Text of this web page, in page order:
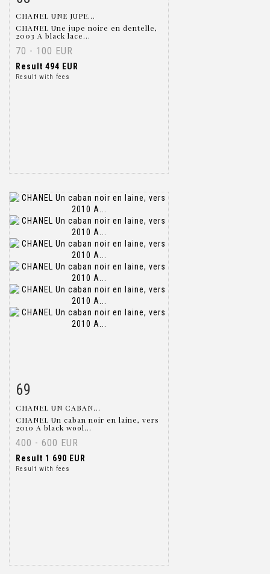
CHANEL UNE JUPE...
CHANEL Une jupe noire en dentelle,
2003 A black lace...
70 - 100 EUR
Result 494 EUR
Result with fees
69
CHANEL UN CABAN...
CHANEL Un caban noir en laine, vers
2010 A black wool...
400 - 600 EUR
Result 1 690 EUR
Result with fees